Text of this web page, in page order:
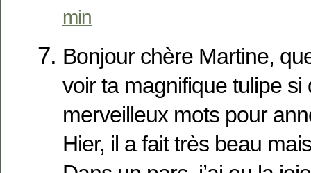
min
Bonjour chère Martine,
voir ta magnifique tulipe si
merveilleux mots pour
Hier, il a fait très beau